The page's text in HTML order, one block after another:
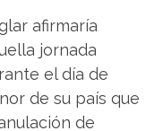
afirmaría
jornada
el día de
de su país que
de